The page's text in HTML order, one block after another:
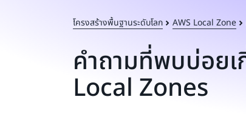
โครงสร้างพื้นฐานระดับโลก AWS Local Zone
คำถามที่พบบ่อย
Local Zones